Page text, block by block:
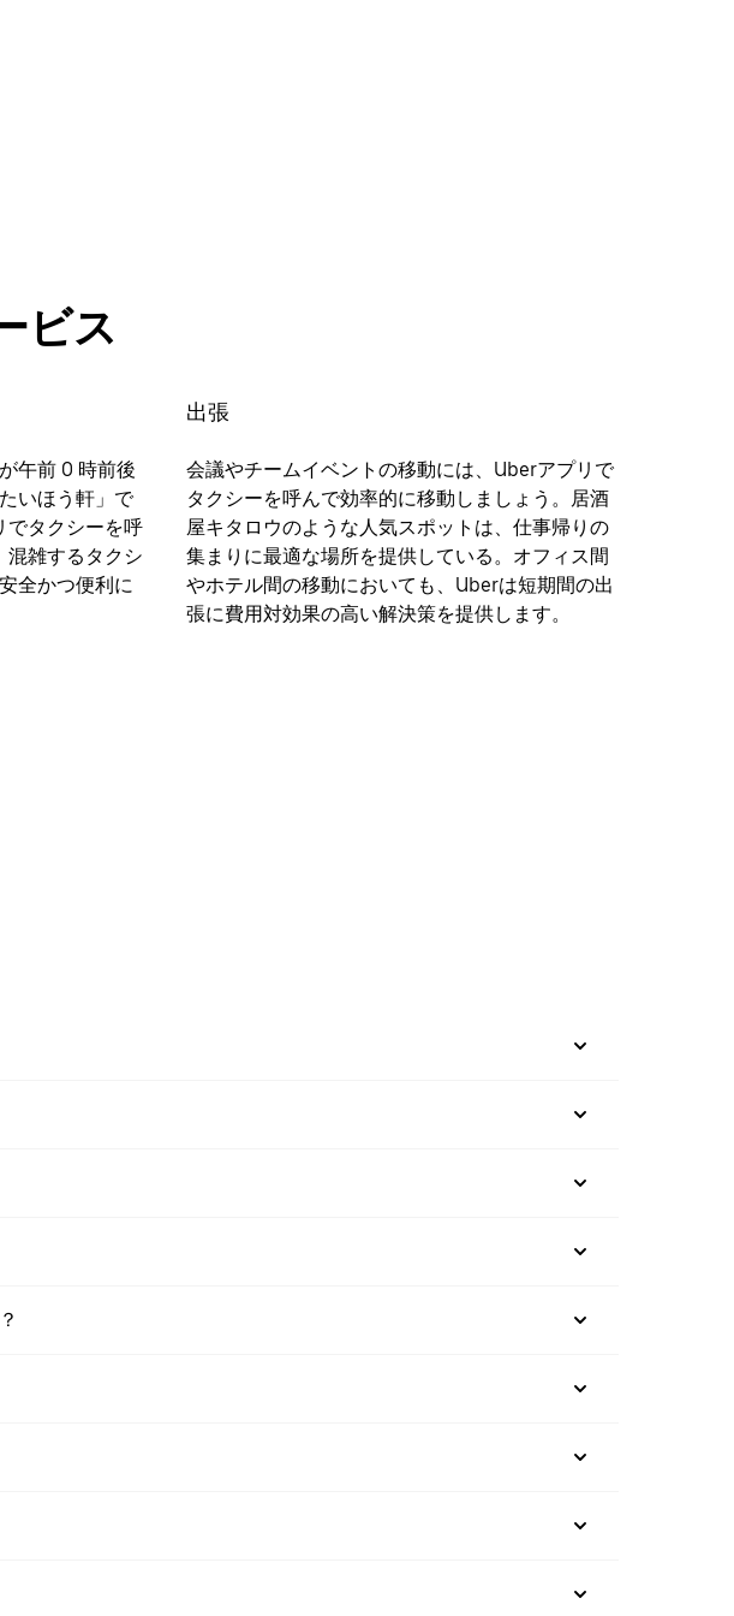
ビス
午前 0 時前後
いほう軒」で
でタクシーを呼
混雑するタクシ
全かつ便利に
出張
会議やチームイベントの移動には、Uberアプリで
タクシーを呼んで効率的に移動しましょう。居酒
屋キタロウのような人気スポットは、仕事帰りの
集まりに最適な場所を提供している。オフィス間
やホテル間の移動においても、Uberは短期間の出
張に費用対効果の高い解決策を提供します。